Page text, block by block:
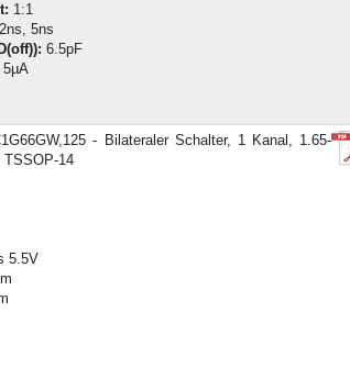
1:1
5ns
6.5pF
5µA
- Bilateraler Schalter, 1 Kanal, 1.65-
TSSOP-14
5.5V